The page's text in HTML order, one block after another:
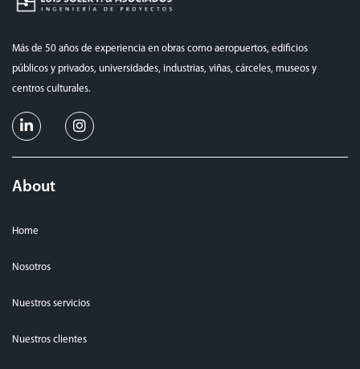
Más de 50 años de experiencia en obras como aeropuertos, edificios
públicos y privados, universidades, industrias, viñas, cárceles, museos y
centros culturales.
About
Home
Nosotros
Nuestros servicios
Nuestros clientes